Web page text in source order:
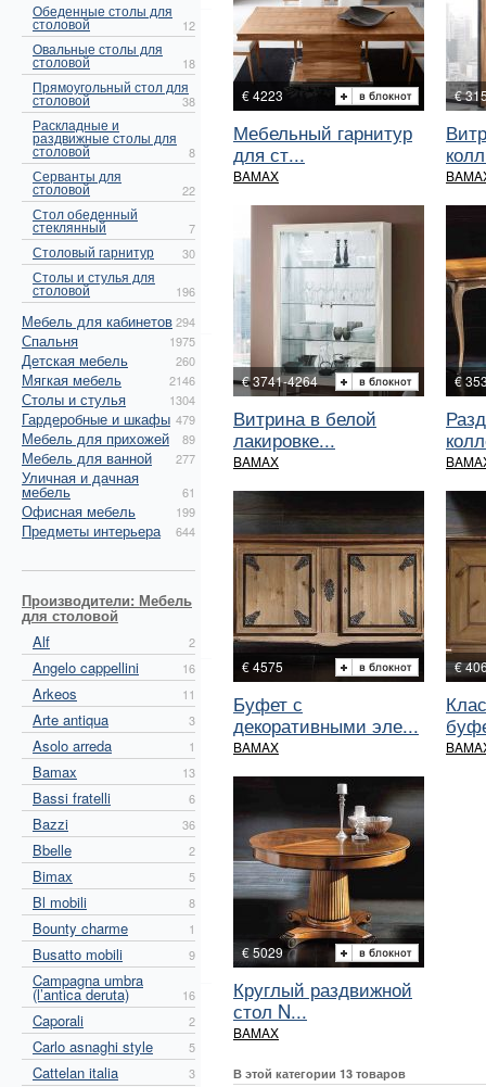
Обеденные столы для
столовой 12
Овальные столы для
столовой 18
Прямоугольный стол для
столовой 38
Раскладные и
раздвижные столы для
столовой 8
Серванты для
столовой 22
Стол обеденный
стеклянный 7
Столовый гарнитур 30
Столы и стулья для
столовой 196
Мебель для кабинетов294
Спальня 1975
Детская мебель 260
Мягкая мебель 2146
Столы и стулья 1304
Гардеробные и шкафы 479
Мебель для прихожей 89
Мебель для ванной 277
Уличная и дачная
мебель 61
Офисная мебель 199
Предметы интерьера 644
Производители: Мебель
для столовой
Alf
2
Angelo cappellini 16
Arkeos 11
Arte antiqua 3
Asolo arreda 1
Bamax 13
Bassi fratelli 6
Bazzi 36
Bbelle 2
Bimax 5
Bl mobili 8
Bounty charme 1
Busatto mobili 9
Campagna umbra
(l’antica deruta) 16
Caporali 2
Carlo asnaghi style 5
Cattelan italia 3
€ 4223
Мебельный гарнитур
для ст...
BAMAX
€
€ 3741-4264
Витрина в белой
лакировке...
BAMAX
€
€ 4575
Буфет с
декоративными эле...
BAMAX
€
€ 5029
Круглый раздвижной
стол N...
BAMAX
В этой категории 13 товаров